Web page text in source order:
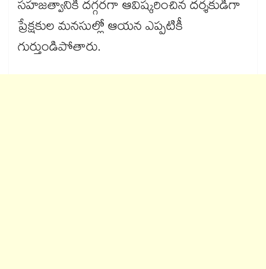
సహజత్వానికి దగ్గరగా ఆవిష్కరించిన దర్శకుడిగా
ప్రేక్షకుల మనసుల్లో ఆయన ఎప్పటికీ
గుర్తుండిపోతారు.